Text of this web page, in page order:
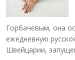
Горбачёвым, она
ежедневную
Швейцарии,